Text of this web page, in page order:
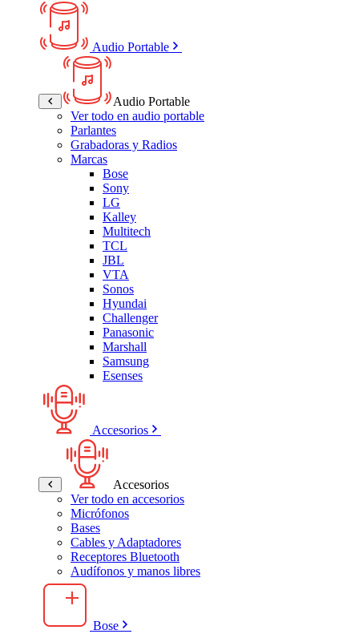
Audio Portable
Audio Portable
Ver todo en audio portable
Parlantes
Grabadoras y Radios
Marcas
Bose
Sony
LG
Kalley
Multitech
TCL
JBL
VTA
Sonos
Hyundai
Challenger
Panasonic
Marshall
Samsung
Esenses
Accesorios
Accesorios
Ver todo en accesorios
Micrófonos
Bases
Cables y Adaptadores
Receptores Bluetooth
Audífonos y manos libres
Bose